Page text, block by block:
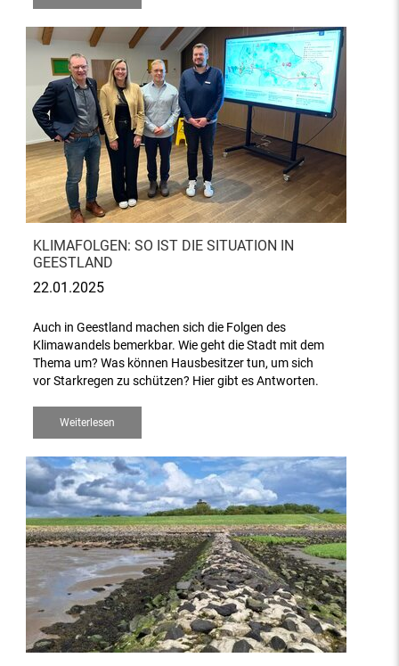
KLIMAFOLGEN: SO IST DIE SITUATION IN
GEESTLAND
22.01.2025
Auch in Geestland machen sich die Folgen des
Klimawandels bemerkbar. Wie geht die Stadt mit dem
Thema um? Was können Hausbesitzer tun, um sich
vor Starkregen zu schützen? Hier gibt es Antworten.
Weiterlesen